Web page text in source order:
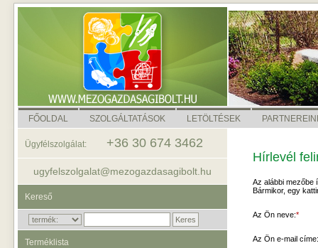
FŐOLDAL SZOLGÁLTATÁSOK LETÖLTÉSEK
Hírlevél
Az alábbi mezőbe
Bármikor, egy
Az Ön neve:*
Az Ön e-mail címe:
Ügyfélszolgálat: +36 30 674 3462
ugyfelszolgalat@mezogazdasagibolt.hu
Kereső
Terméklista